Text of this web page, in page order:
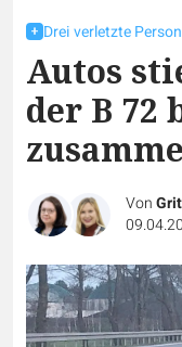
Drei verletzte
Autos
der B 72
Von